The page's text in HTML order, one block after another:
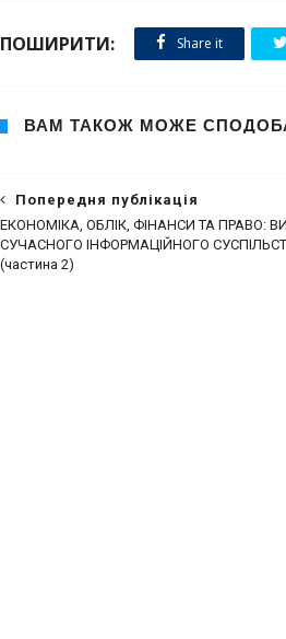
ПОШИРИТИ: Share it
ВАМ ТАКОЖ МОЖЕ
Попередня публікація
ЕКОНОМІКА, ОБЛІК, ФІНАНСИ ТА ПРАВО:
СУЧАСНОГО ІНФОРМАЦІЙНОГО
(частина 2)